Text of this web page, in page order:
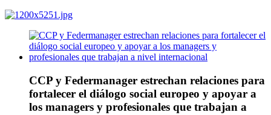
CCP y Federmanager estrechan relaciones para
fortalecer el diálogo social europeo y apoyar a
los managers y profesionales que trabajan a